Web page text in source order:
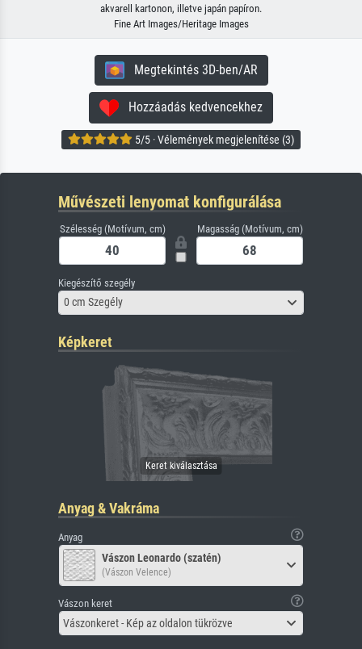
akvarell kartonon, illetve japán papíron.
Fine Art Images/Heritage Images
Megtekintés 3D-ben/AR
Hozzáadás kedvencekhez
5/5 · Vélemények megjelenítése (3)
Művészeti lenyomat konfigurálása
Szélesség (Motívum, cm) Magasság (Motívum, cm)
Kiegészítő szegély
0 cm Szegély
Képkeret
Anyag & Vakráma
Anyag
Vászon Leonardo (szatén)
(Vászon Velence)
Vászon keret
Vászonkeret - Kép az oldalon tükrözve